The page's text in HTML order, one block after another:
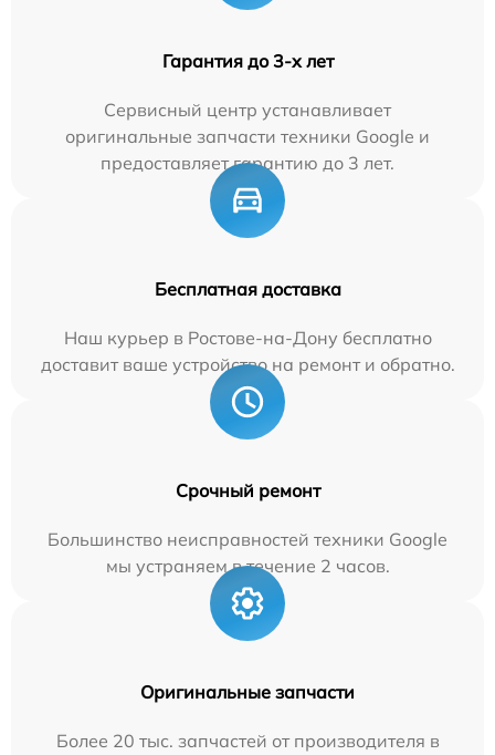
Гарантия до 3-х лет
Сервисный центр устанавливает
оригинальные запчасти техники Google и
предоставляет гарантию до 3 лет.
Бесплатная доставка
Наш курьер в Ростове-на-Дону бесплатно
доставит ваше устройство на ремонт и обратно.
Срочный ремонт
Большинство неисправностей техники Google
мы устраняем в течение 2 часов.
Оригинальные запчасти
Более 20 тыс. запчастей от производителя в